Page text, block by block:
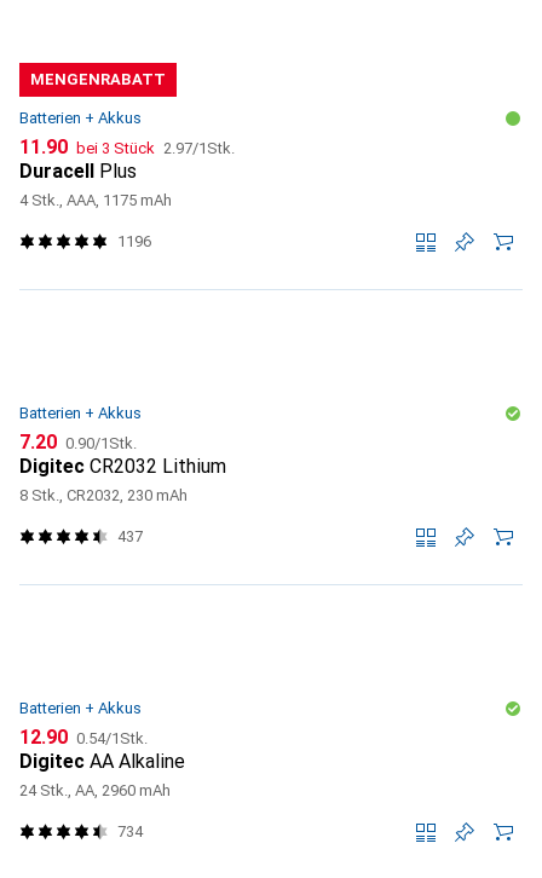
MENGENRABATT
Batterien + Akkus
CHF
11.90 bei 3 Stück CHF
2.97/1Stk.
Duracell Plus
4 Stk., AAA, 1175 mAh
1196
Batterien + Akkus
CHF
7.20 CHF
0.90/1Stk.
Digitec CR2032 Lithium
8 Stk., CR2032, 230 mAh
437
Batterien + Akkus
CHF
12.90 CHF
0.54/1Stk.
Digitec AA Alkaline
24 Stk., AA, 2960 mAh
734